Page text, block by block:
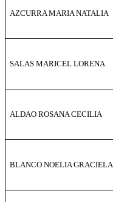
AZCURRA MARIA NATALIA
SALAS MARICEL LORENA
ALDAO ROSANA CECILIA
BLANCO NOELIA GRACIELA